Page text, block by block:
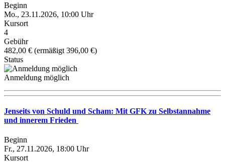
Beginn
Mo., 23.11.2026, 10:00 Uhr
Kursort
4
Gebühr
482,00 € (ermäßigt 396,00 €)
Status
Anmeldung möglich
Jenseits von Schuld und Scham: Mit GFK zu Selbstannahme
und innerem Frieden
Beginn
Fr., 27.11.2026, 18:00 Uhr
Kursort